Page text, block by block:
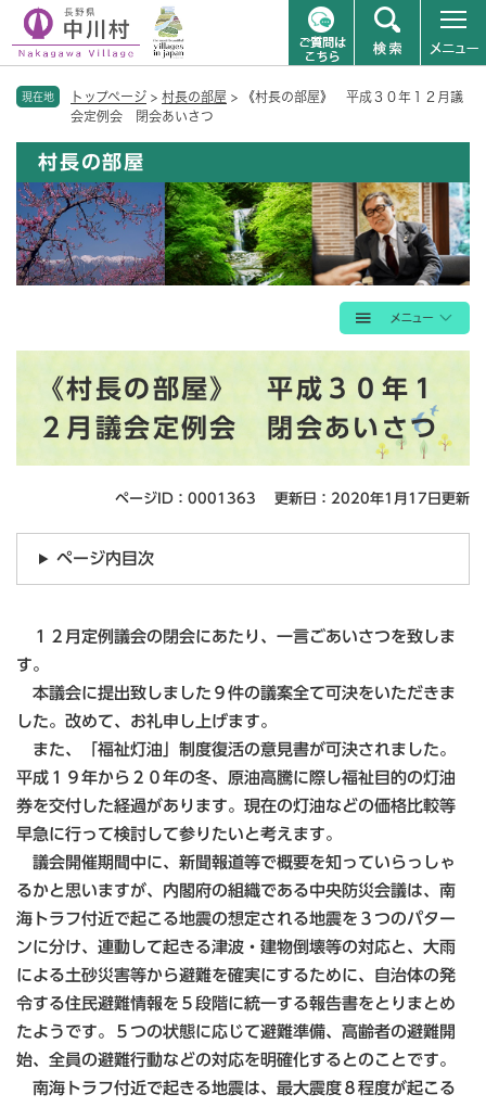
現在地 トップページ > 村長の部屋 >
《村長の部屋》 平成３０年１２月議
会定例会 閉会あいさつ
村長の部屋
《村長の部屋》 平成３０年１
２月議会定例会 閉会あいさつ
ページID：0001363 更新日：2020年1月17日更新
ページ内目次
１２月定例議会の閉会にあたり、一言ごあいさつを致しま
す。
本議会に提出致しました９件の議案全て可決をいただきま
した。改めて、お礼申し上げます。
また、「福祉灯油」制度復活の意見書が可決されました。
平成１９年から２０年の冬、原油高騰に際し福祉目的の灯油
券を交付した経過があります。現在の灯油などの価格比較等
早急に行って検討して参りたいと考えます。
議会開催期間中に、新聞報道等で概要を知っていらっしゃ
るかと思いますが、内閣府の組織である中央防災会議は、南
海トラフ付近で起こる地震の想定される地震を３つのパター
ンに分け、連動して起きる津波・建物倒壊等の対応と、大雨
による土砂災害等から避難を確実にするために、自治体の発
令する住民避難情報を５段階に統一する報告書をとりまとめ
たようです。５つの状態に応じて避難準備、高齢者の避難開
始、全員の避難行動などの対応を明確化するとのことです。
南海トラフ付近で起きる地震は、最大震度８程度が起こる